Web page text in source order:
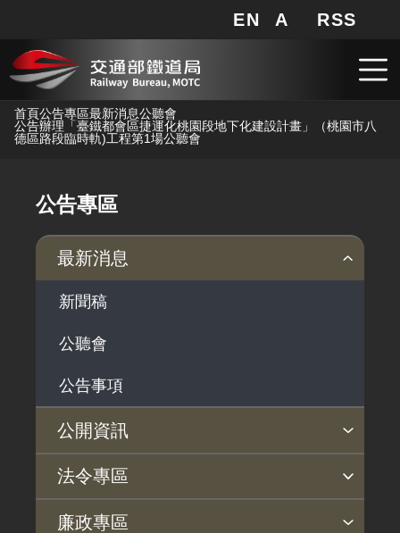
跳到主要內容
網站地圖
EN A 局長信箱
RSS
首頁公告專區最新消息公聽會
公告辦理「臺鐵都會區捷運化桃園段地下化建設計畫」（桃園市八
德區路段臨時軌)工程第1場公聽會
公告專區
最新消息
新聞稿
公聽會
公告事項
公開資訊
主動公開政府資訊專區
法律及法規命令
個人資料保護專區
Open Data專區
出版品專區
雙語詞彙專區
生態檢核專區
用地取得行政透明專區
用地公告
臺鐵局撥入資產債務基金專區
法令專區
法令查詢
解釋性規定及裁量基準
法令英譯徵集意見專區
訴願文件下載
相關實務判解
相關網站資源
廉政專區